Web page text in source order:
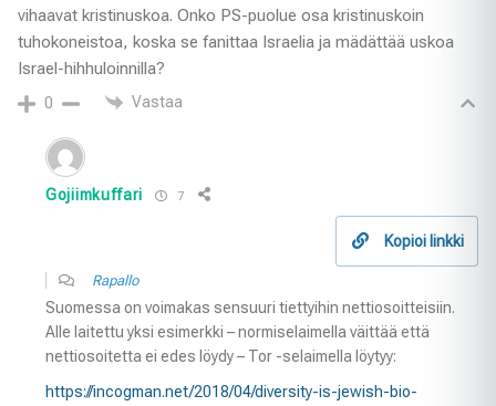
vihaavat kristinuskoa. Onko PS-puolue osa kristinuskoin
tuhokoneistoa, koska se fanittaa Israelia ja mädättää uskoa
Israel-hihhuloinnilla?
0 Vastaa
Gojiimkuffari 7
Kopioi linkki
Rapallo
Suomessa on voimakas sensuuri tiettyihin nettiosoitteisiin.
Alle laitettu yksi esimerkki – normiselaimella väittää että
nettiosoitetta ei edes löydy – Tor -selaimella löytyy:
https://incogman.net/2018/04/diversity-is-jewish-bio-